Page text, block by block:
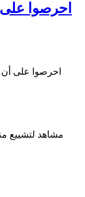
احرصوا
مشاهد لتشييع